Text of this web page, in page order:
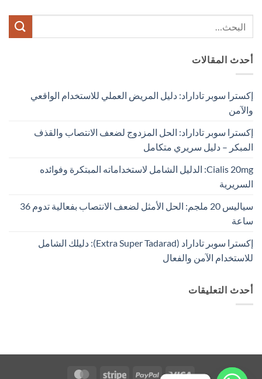
أحدث المقالات
إكسترا سوبر تاداراد: دليل المريض العملي للاستخدام الواقعي
والآمن
إكسترا سوبر تاداراد: الحل المزدوج لضعف الانتصاب والقذف
المبكر – دليل سريري متكامل
Cialis 20mg: الدليل الشامل لاستخداماته المبتكرة وفوائده
السريرية
سياليس 20 ملجم: الحل الأمثل لضعف الانتصاب بفعالية تدوم 36
ساعة
إكسترا سوبر تاداراد (Extra Super Tadarad): دليلك الشامل
للاستخدام الآمن والفعال
أحدث التعليقات
Visa
PayPal
Stripe